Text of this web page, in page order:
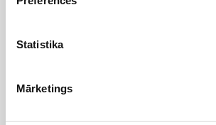
Statistika
Mārketings